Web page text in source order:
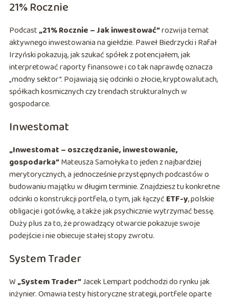
21% Rocznie
Podcast„21% Rocznie – Jak inwestować”rozwija temat
aktywnego inwestowania na giełdzie. Paweł Biedrzycki i Rafał
Irzyński pokazują, jak szukać spółek z potencjałem, jak
interpretować raporty finansowe i co tak naprawdę oznacza
„modny sektor”. Pojawiają się odcinki o złocie, kryptowalutach,
spółkach kosmicznych czy trendach strukturalnych w
gospodarce.
Inwestomat
„Inwestomat – oszczędzanie, inwestowanie,
gospodarka”Mateusza Samołyka to jeden z najbardziej
merytorycznych, a jednocześnie przystępnych podcastów o
budowaniu majątku w długim terminie. Znajdziesz tu konkretne
odcinki o konstrukcji portfela, o tym, jak łączyć ETF-y, polskie
obligacje i gotówkę, a także jak psychicznie wytrzymać bessę.
Duży plus za to, że prowadzący otwarcie pokazuje swoje
podejście i nie obiecuje stałej stopy zwrotu.
System Trader
W„System Trader”Jacek Lempart podchodzi do rynku jak
inżynier. Omawia testy historyczne strategii, portfele oparte